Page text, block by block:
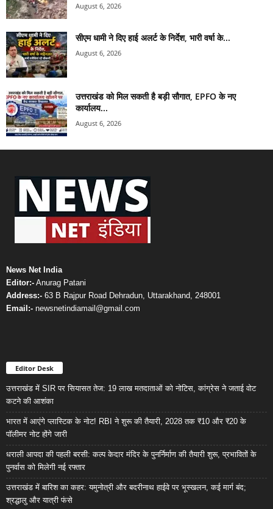
August 6, 2026
सीएम धामी ने दिए हाई अलर्ट के निर्देश, भारी वर्षा के...
August 6, 2026
उत्तराखंड को मिल सकती है बड़ी सौगात, EPFO के नए
कार्यालय...
August 6, 2026
News Net India
Editor:- Anurag Patani
Address:- 63 B Rajpur Road Dehradun, Uttarakhand, 248001
Email:- newsnetindiamail@gmail.com
Editor Desk
उत्तराखंड में SIR पर सियासत तेज: 19 लाख मतदाताओं को नोटिस, कांग्रेस ने जताई वोट
कटने की आशंका
भारत में आएंगे प्लास्टिक के नोट! RBI ने शुरू की तैयारी, 2028 तक ₹10 और ₹20 के
पॉलीमर नोट होंगे जारी
धराली आपदा की पहली बरसी: कल्प केदार मंदिर के पुनर्निर्माण की तैयारी शुरू, प्रभावितों के
पुनर्वास को मिलेगी नई रफ्तार
उत्तराखंड में बारिश का कहर: यमुनोत्री और बदरीनाथ हाईवे पर भूस्खलन, कई मार्ग बंद;
श्रद्धालु और यात्री फंसे